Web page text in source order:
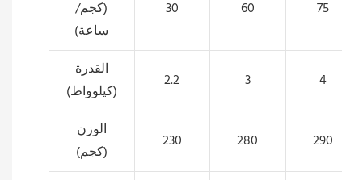
(كجم/
ساعة)
30 60 75
القدرة
(كيلوواط)
2.2 3 4
الوزن
(كجم)
230 280 290